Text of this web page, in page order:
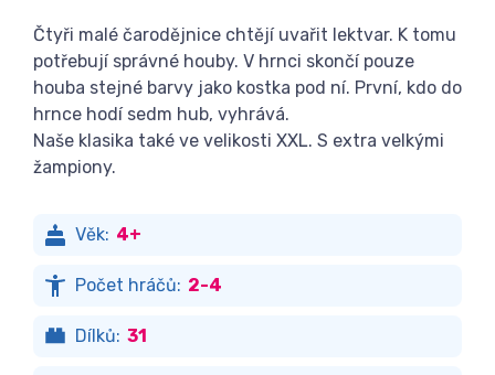
Čtyři malé čarodějnice chtějí uvařit lektvar. K tomu
potřebují správné houby. V hrnci skončí pouze
houba stejné barvy jako kostka pod ní. První, kdo do
hrnce hodí sedm hub, vyhrává.
Naše klasika také ve velikosti XXL. S extra velkými
žampiony.
Věk: 4+
Počet hráčů: 2-4
Dílků: 31